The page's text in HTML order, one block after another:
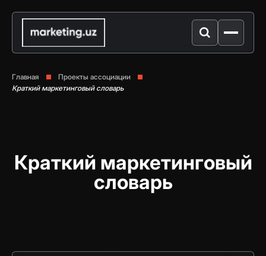
Главная
Проекты ассоциации
Краткий маркетинговый словарь
Краткий маркетинговый
словарь